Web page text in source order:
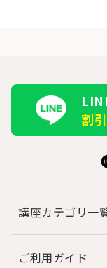
割
講座カテゴリ一
ご利用ガイド